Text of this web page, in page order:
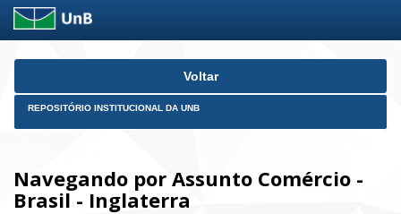
Skip
Voltar
REPOSITÓRIO INSTITUCIONAL DA UNB
Navegando por Assunto Comércio -
Brasil - Inglaterra